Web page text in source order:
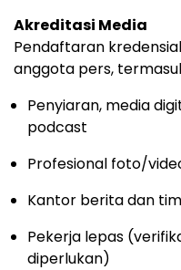
Akreditasi Media
Pendaftaran
anggota pers,
Penyiaran, media
podcast
Profesional foto/
Kantor berita dan
Pekerja lepas
diperlukan)